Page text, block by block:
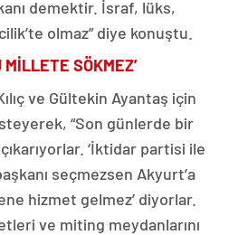
demektir. İsraf, lüks,
olmaz” diye konuştu.
SÖKMEZ’
ve Gültekin Ayantaş için
“Son günlerde bir
‘İktidar partisi ile
seçmezsen Akyurt’a
hizmet gelmez’ diyorlar.
ve miting meydanlarını